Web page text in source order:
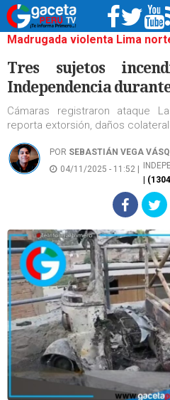
Madrugada violenta Lima
Tres sujetos
Independencia
Cámaras registraron ataque
reporta extorsión, daños
POR SEBASTIÁN VEGA
04/11/2025 - 11:52 |
|